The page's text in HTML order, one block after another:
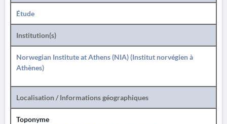
Étude
Institution(s)
Norwegian Institute at Athens (NIA) (Institut norvégien à
Athènes)
Localisation / Informations géographiques
Toponyme